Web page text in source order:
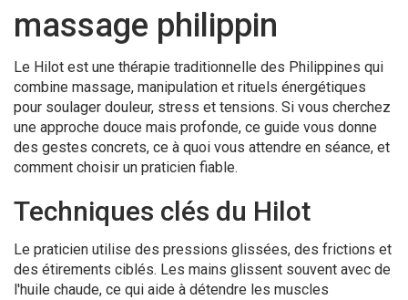
massage philippin
Le Hilot est une thérapie traditionnelle des Philippines qui
combine massage, manipulation et rituels énergétiques
pour soulager douleur, stress et tensions. Si vous cherchez
une approche douce mais profonde, ce guide vous donne
des gestes concrets, ce à quoi vous attendre en séance, et
comment choisir un praticien fiable.
Techniques clés du Hilot
Le praticien utilise des pressions glissées, des frictions et
des étirements ciblés. Les mains glissent souvent avec de
l'huile chaude, ce qui aide à détendre les muscles